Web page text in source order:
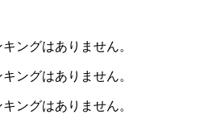
ングはありません。
ングはありません。
ングはありません。